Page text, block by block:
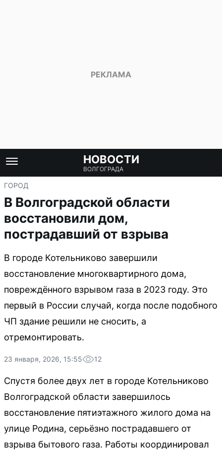
НОВОСТИ
ВОЛГОГРАДА
ГОРОД
В Волгоградской области
восстановили дом,
пострадавший от взрыва
В городе Котельниково завершили
восстановление многоквартирного дома,
повреждённого взрывом газа в 2023 году. Это
первый в России случай, когда после подобного
ЧП здание решили не сносить, а
отремонтировать.
23 января, 2026, 15:55 12
Спустя более двух лет в городе Котельниково
Волгоградской области завершилось
восстановление пятиэтажного жилого дома на
улице Родина, серьёзно пострадавшего от
взрыва бытового газа. Работы координировал